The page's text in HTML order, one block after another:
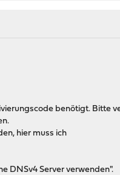
benötigt. Bitte
hier muss ich
DNSv4 Server verwenden".